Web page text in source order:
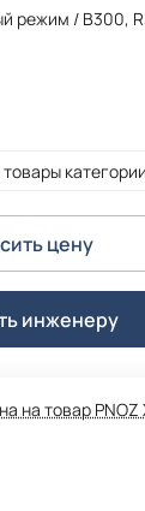
режим / B300,
категории
цену
инженеру
на товар PNOZ